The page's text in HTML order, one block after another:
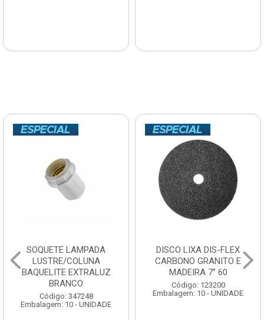
SOQUETE LAMPADA
LUSTRE/COLUNA
BAQUELITE EXTRALUZ
BRANCO
Código: 347248
Embalagem: 10 - UNIDADE
DISCO LIXA DIS-FLEX
CARBONO GRANITO E
MADEIRA 7” 60
Código: 123200
Embalagem: 10 - UNIDADE